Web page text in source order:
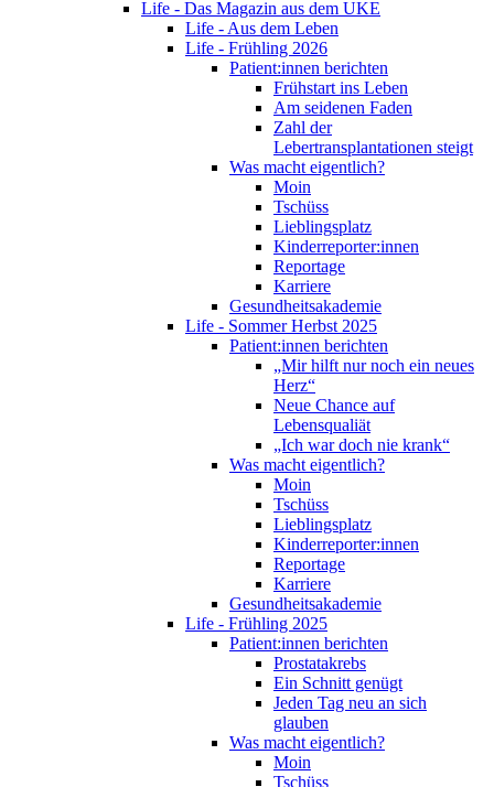
Life - Das Magazin aus dem UKE
Life - Aus dem Leben
Life - Frühling 2026
Patient:innen berichten
Frühstart ins Leben
Am seidenen Faden
Zahl der
Lebertransplantationen steigt
Was macht eigentlich?
Moin
Tschüss
Lieblingsplatz
Kinderreporter:innen
Reportage
Karriere
Gesundheitsakademie
Life - Sommer Herbst 2025
Patient:innen berichten
„Mir hilft nur noch ein neues
Herz“
Neue Chance auf
Lebensqualiät
„Ich war doch nie krank“
Was macht eigentlich?
Moin
Tschüss
Lieblingsplatz
Kinderreporter:innen
Reportage
Karriere
Gesundheitsakademie
Life - Frühling 2025
Patient:innen berichten
Prostatakrebs
Ein Schnitt genügt
Jeden Tag neu an sich
glauben
Was macht eigentlich?
Moin
Tschüss